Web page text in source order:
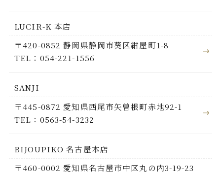
LUCIR-K 本店
〒420-0852 静岡県静岡市葵区紺屋町1-8
TEL：054-221-1556
SANJI
〒445-0872 愛知県西尾市矢曽根町赤地92-1
TEL：0563-54-3232
BIJOUPIKO 名古屋本店
〒460-0002 愛知県名古屋市中区丸の内3-19-23